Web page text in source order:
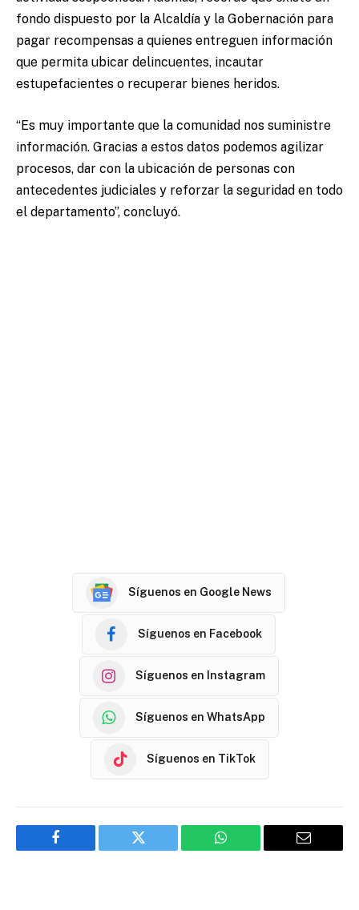
fondo dispuesto por la Alcaldía y la Gobernación para
pagar recompensas a quienes entreguen información
que permita ubicar delincuentes, incautar
estupefacientes o recuperar bienes heridos.
“Es muy importante que la comunidad nos suministre
información. Gracias a estos datos podemos agilizar
procesos, dar con la ubicación de personas con
antecedentes judiciales y reforzar la seguridad en todo
el departamento”, concluyó.
Síguenos en Google News
Síguenos en Facebook
Síguenos en Instagram
Síguenos en WhatsApp
Síguenos en TikTok
Facebook Twitter WhatsApp Email